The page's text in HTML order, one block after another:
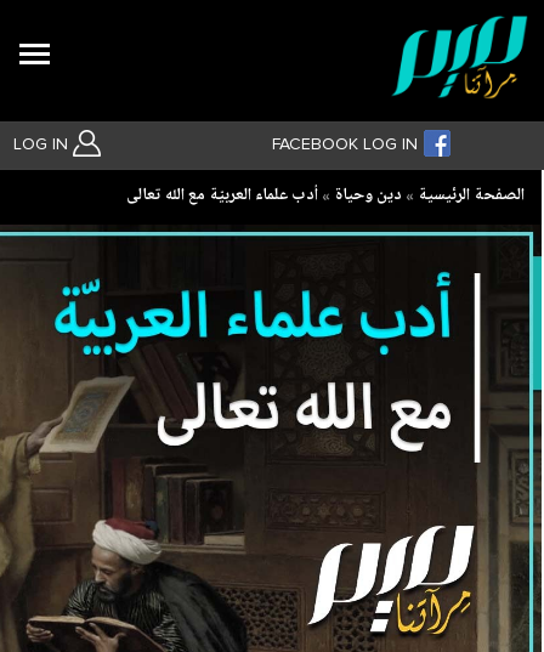
LOG IN FACEBOOK LOG IN
بحث متقدم
Breadcrumb
الصفحة الرئيسية دين وحياة أدب علماء العربيّة مع الله تعالى